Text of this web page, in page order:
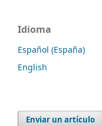
Idioma
Español (España)
English
Enviar un artículo